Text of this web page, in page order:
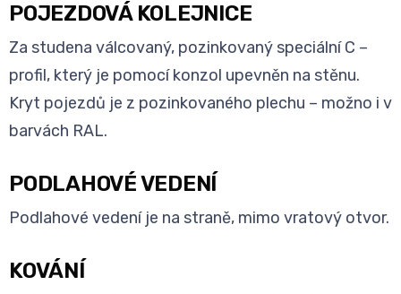
POJEZDOVÁ KOLEJNICE
Za studena válcovaný, pozinkovaný speciální C –
profil, který je pomocí konzol upevněn na stěnu.
Kryt pojezdů je z pozinkovaného plechu – možno i v
barvách RAL.
PODLAHOVÉ VEDENÍ
Podlahové vedení je na straně, mimo vratový otvor.
KOVÁNÍ